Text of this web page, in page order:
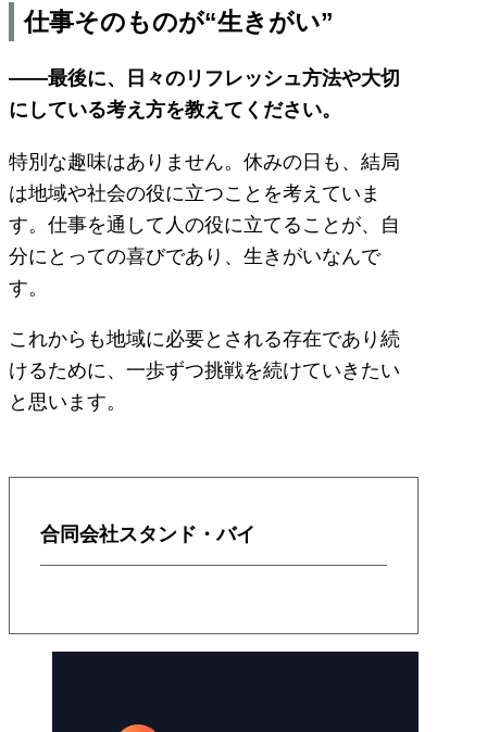
仕事そのものが“生きがい”
――最後に、日々のリフレッシュ方法や大切
にしている考え方を教えてください。
特別な趣味はありません。休みの日も、結局
は地域や社会の役に立つことを考えていま
す。仕事を通して人の役に立てることが、自
分にとっての喜びであり、生きがいなんで
す。
これからも地域に必要とされる存在であり続
けるために、一歩ずつ挑戦を続けていきたい
と思います。
合同会社スタンド・バイ